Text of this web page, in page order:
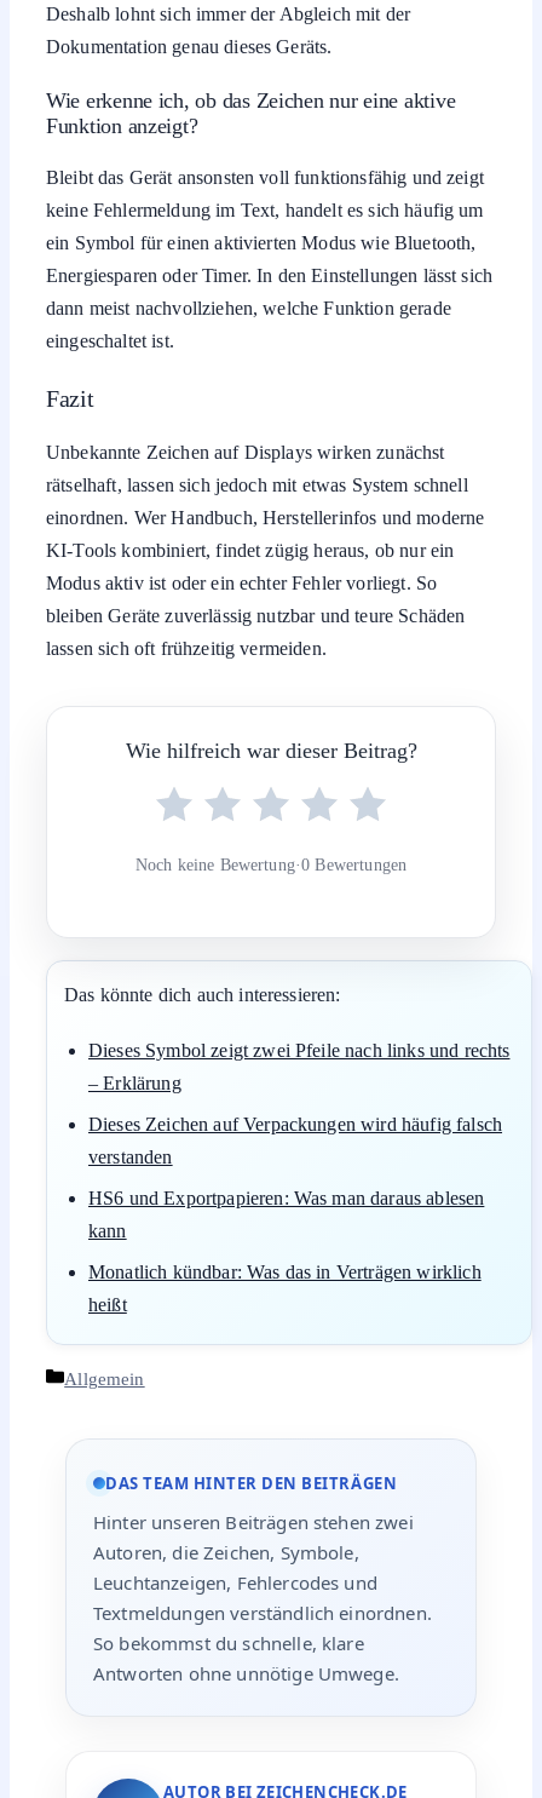
Deshalb lohnt sich immer der Abgleich mit der
Dokumentation genau dieses Geräts.
Wie erkenne ich, ob das Zeichen nur eine aktive
Funktion anzeigt?
Bleibt das Gerät ansonsten voll funktionsfähig und zeigt
keine Fehlermeldung im Text, handelt es sich häufig um
ein Symbol für einen aktivierten Modus wie Bluetooth,
Energiesparen oder Timer. In den Einstellungen lässt sich
dann meist nachvollziehen, welche Funktion gerade
eingeschaltet ist.
Fazit
Unbekannte Zeichen auf Displays wirken zunächst
rätselhaft, lassen sich jedoch mit etwas System schnell
einordnen. Wer Handbuch, Herstellerinfos und moderne
KI-Tools kombiniert, findet zügig heraus, ob nur ein
Modus aktiv ist oder ein echter Fehler vorliegt. So
bleiben Geräte zuverlässig nutzbar und teure Schäden
lassen sich oft frühzeitig vermeiden.
Wie hilfreich war dieser Beitrag?
Noch keine Bewertung·0 Bewertungen
Das könnte dich auch interessieren:
Dieses Symbol zeigt zwei Pfeile nach links und rechts
– Erklärung
Dieses Zeichen auf Verpackungen wird häufig falsch
verstanden
HS6 und Exportpapieren: Was man daraus ablesen
kann
Monatlich kündbar: Was das in Verträgen wirklich
heißt
Kategorien
Allgemein
DAS TEAM HINTER DEN BEITRÄGEN
Hinter unseren Beiträgen stehen zwei
Autoren, die Zeichen, Symbole,
Leuchtanzeigen, Fehlercodes und
Textmeldungen verständlich einordnen.
So bekommst du schnelle, klare
Antworten ohne unnötige Umwege.
AUTOR BEI ZEICHENCHECK.DE